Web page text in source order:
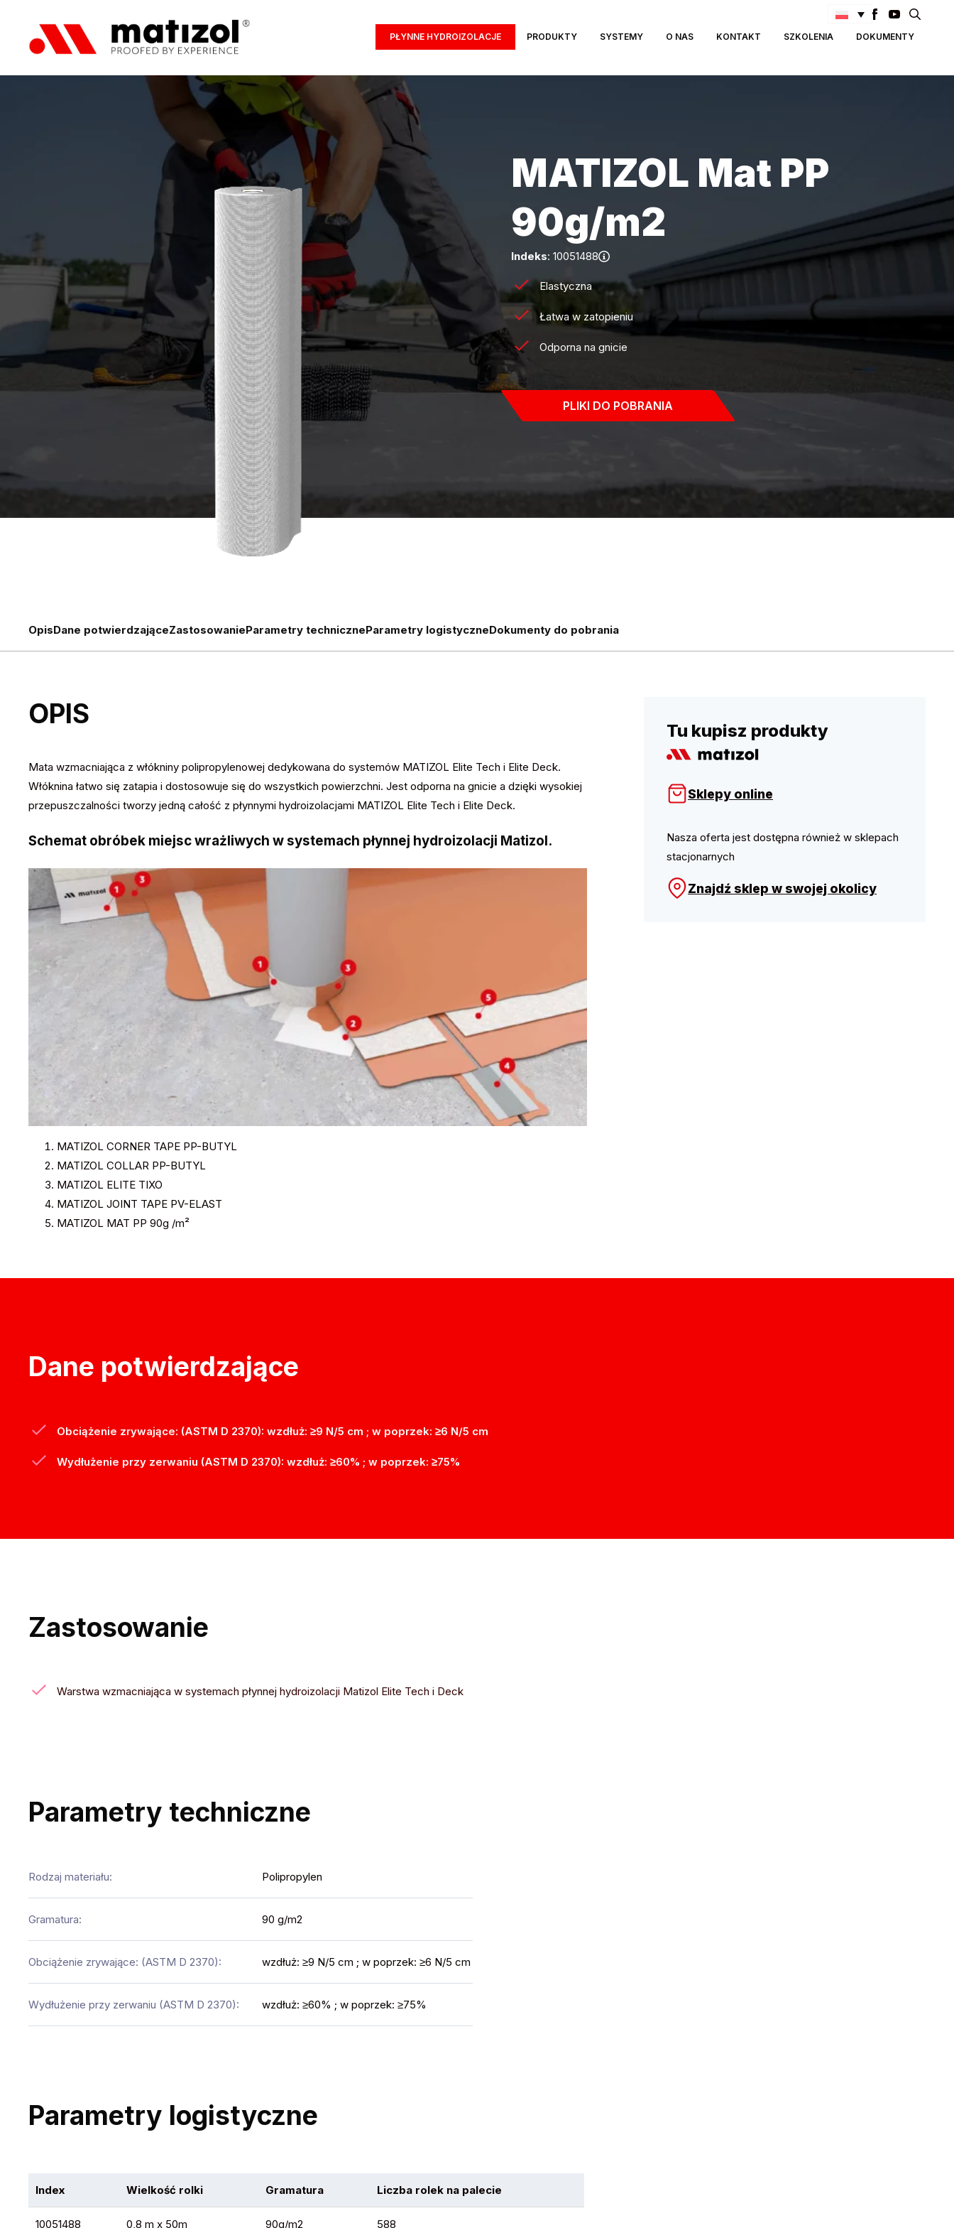
Search
PŁYNNE HYDROIZOLACJE PRODUKTY SYSTEMY O NAS KONTAKT SZKOLENIA DOKUMENTY
MATIZOL Mat PP
90g/m2
Indeks: 10051488
Elastyczna
Łatwa w zatopieniu
Odporna na gnicie
PLIKI DO POBRANIA
OpisDane potwierdzająceZastosowanieParametry techniczneParametry logistyczneDokumenty do pobrania
OPIS
Mata wzmacniająca z włókniny polipropylenowej dedykowana do systemów MATIZOL Elite Tech i Elite Deck.
Włóknina łatwo się zatapia i dostosowuje się do wszystkich powierzchni. Jest odporna na gnicie a dzięki wysokiej
przepuszczalności tworzy jedną całość z płynnymi hydroizolacjami MATIZOL Elite Tech i Elite Deck.
Schemat obróbek miejsc wrażliwych w systemach płynnej hydroizolacji Matizol.
MATIZOL CORNER TAPE PP-BUTYL
MATIZOL COLLAR PP-BUTYL
MATIZOL ELITE TIXO
MATIZOL JOINT TAPE PV-ELAST
MATIZOL MAT PP 90g /m²
Tu kupisz produkty
Sklepy online
Nasza oferta jest dostępna również w sklepach
stacjonarnych
Znajdź sklep w swojej okolicy
Dane potwierdzające
Obciążenie zrywające: (ASTM D 2370): wzdłuż: ≥9 N/5 cm ; w poprzek: ≥6 N/5 cm
Wydłużenie przy zerwaniu (ASTM D 2370): wzdłuż: ≥60% ; w poprzek: ≥75%
Zastosowanie
Warstwa wzmacniająca w systemach płynnej hydroizolacji Matizol Elite Tech i Deck
Parametry techniczne
Rodzaj materiału: Polipropylen
Gramatura: 90 g/m2
Obciążenie zrywające: (ASTM D 2370): wzdłuż: ≥9 N/5 cm ; w poprzek: ≥6 N/5 cm
Wydłużenie przy zerwaniu (ASTM D 2370): wzdłuż: ≥60% ; w poprzek: ≥75%
Parametry logistyczne
Index Wielkość rolki Gramatura Liczba rolek na palecie
10051488 0,8 m x 50m 90g/m2 588